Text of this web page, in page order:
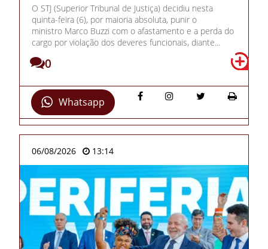
O STJ (Superior Tribunal de Justiça) decidiu nesta
quinta-feira (6), por maioria absoluta, punir o
ministro Marco Buzzi com o afastamento e a perda do
cargo por violação dos deveres funcionais, diante...
0
Whatsapp
06/08/2026 13:14